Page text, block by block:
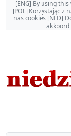
[ENG] By using
[POL] Korzystając z
nas cookies [NED]
akkoord